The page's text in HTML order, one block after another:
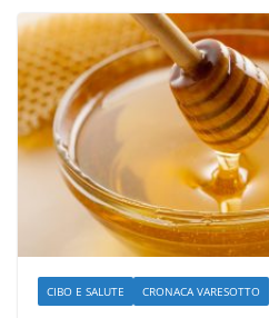
CIBO E SALUTE CRONACA VARESOTTO